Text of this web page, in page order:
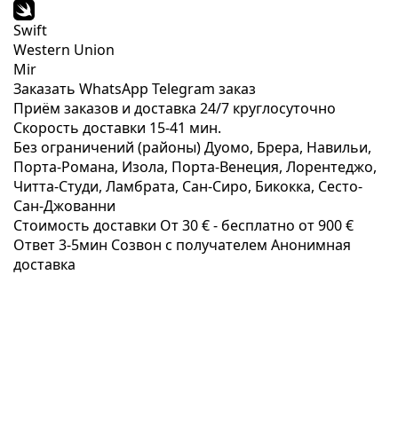
Swift
Western Union
Mir
Заказать WhatsApp Telegram заказ
Приём заказов и доставка 24/7 круглосуточно
Скорость доставки 15-41 мин.
Без ограничений (районы)Дуомо, Брера, Навильи,
Порта-Романа, Изола, Порта-Венеция, Лорентеджо,
Читта-Студи, Ламбрата, Сан-Сиро, Бикокка, Сесто-
Сан-Джованни
Стоимость доставки От 30 € - бесплатно от 900 €
Ответ 3-5мин Созвон с получателем Анонимная
доставка